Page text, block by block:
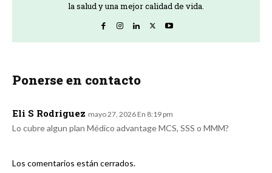
la salud y una mejor calidad de vida.
Ponerse en contacto
Eli S Rodriguez mayo 27, 2026 En 8:19 pm
Lo cubre algun plan Médico advantage MCS, SSS o MMM?
Los comentarios están cerrados.